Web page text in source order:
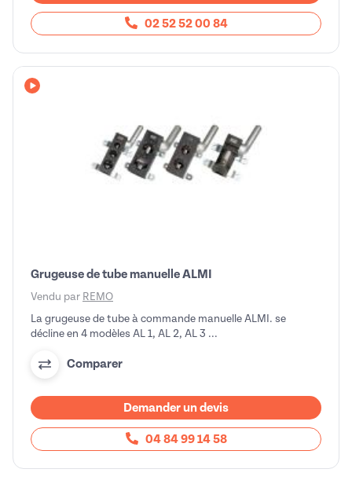
02 52 52 00 84
Avec vidéo
Grugeuse de tube manuelle ALMI
Vendu par REMO
La grugeuse de tube à commande manuelle ALMI. se
décline en 4 modèles AL 1, AL 2, AL 3 ...
Comparer
Demander un devis
04 84 99 14 58